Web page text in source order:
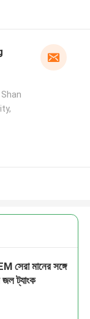
সেরা মানের সঙ্গে
জল ট্যাংক